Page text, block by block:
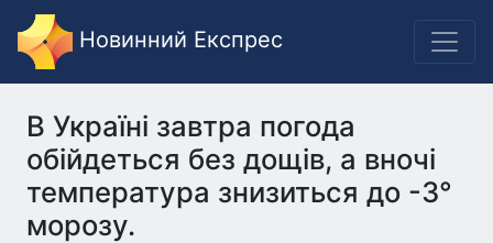
Новинний Експрес
В Україні завтра погода
обійдеться без дощів, а вночі
температура знизиться до -3°
морозу.